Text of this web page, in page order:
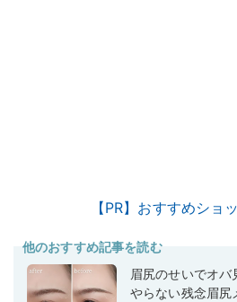
【PR】おすすめショ
他のおすすめ記事を読む
眉尻のせいでオ
やらない残念眉尻